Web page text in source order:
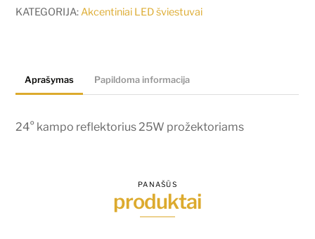
reflektorius
KATEGORIJA:Akcentiniai LED šviestuvai
Aprašymas Papildoma informacija
24° kampo reflektorius 25W prožektoriams
PANAŠŪS
produktai